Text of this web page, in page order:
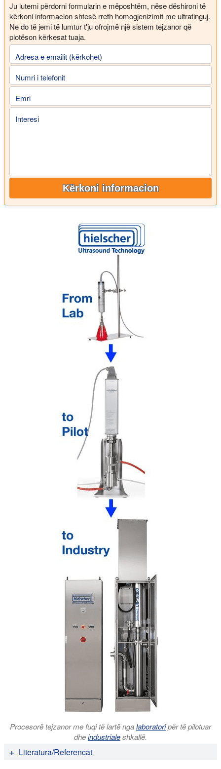
Ju lutemi përdorni formularin e mëposhtëm, nëse dëshironi të
kërkoni informacion shtesë rreth homogjenizimit me ultratinguj.
Ne do të jemi të lumtur t'ju ofrojmë një sistem tejzanor që
plotëson kërkesat tuaja.
Adresa e emailit (kërkohet)
Numri i telefonit
Emri
Interesi
Kërkoni informacion
Procesorë tejzanor me fuqi të lartë ngalaboratoripër të pilotuar
dheindustrialeshkallë.
Literatura/Referencat